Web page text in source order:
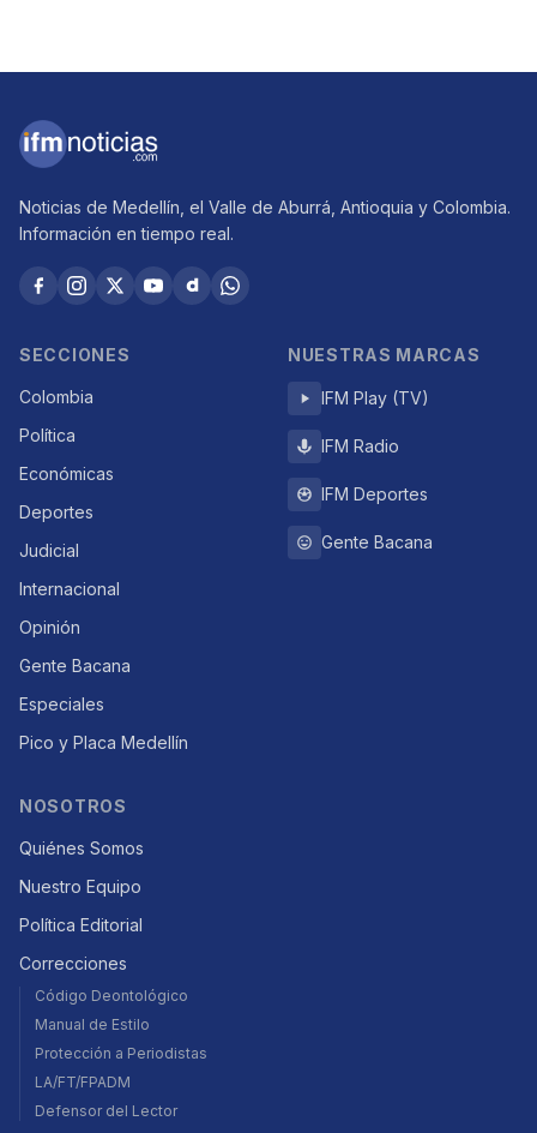
Noticias de Medellín, el Valle de Aburrá, Antioquia y Colombia.
Información en tiempo real.
SECCIONES
Colombia
Política
Económicas
Deportes
Judicial
Internacional
Opinión
Gente Bacana
Especiales
Pico y Placa Medellín
NUESTRAS MARCAS
IFM Play (TV)
IFM Radio
IFM Deportes
Gente Bacana
NOSOTROS
Quiénes Somos
Nuestro Equipo
Política Editorial
Correcciones
Código Deontológico
Manual de Estilo
Protección a Periodistas
LA/FT/FPADM
Defensor del Lector